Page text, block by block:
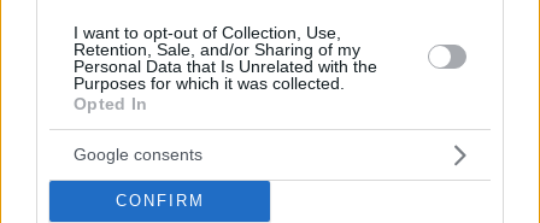
I want to opt-out of Collection, Use,
Retention, Sale, and/or Sharing of my
Personal Data that Is Unrelated with the
Purposes for which it was collected.
Opted In
Google consents
CONFIRM
ΡΟΗ ΕΙΔΗΣΕΩΝ
Ειδήσεις Δημοφιλή Σχολιασμένα
Φωτιά σε εγκαταστάσεις του πετρελαϊκού κολοσσού
Aramco στην Τζιζάν της Σαουδικής Αραβίας
πριν 43 λεπτά